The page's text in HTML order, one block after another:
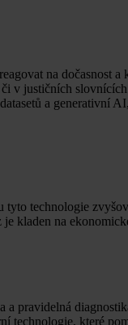
na dočasnost a
v justičních
a generativní
tyto technologie
kladen na
pravidelná
technologie, které